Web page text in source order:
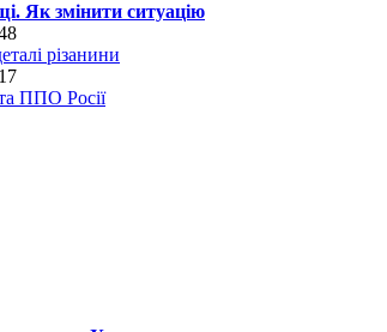
Як змінити ситуацію
різанини
ППО Росії